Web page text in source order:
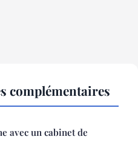
complémentaires
avec un cabinet de